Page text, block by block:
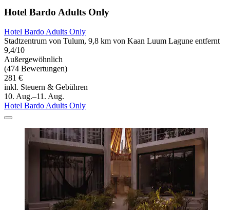
Hotel Bardo Adults Only
Hotel Bardo Adults Only
Stadtzentrum von Tulum, 9,8 km von Kaan Luum Lagune entfernt
9,4/10
Außergewöhnlich
(474 Bewertungen)
281 €
inkl. Steuern & Gebühren
10. Aug.–11. Aug.
Hotel Bardo Adults Only